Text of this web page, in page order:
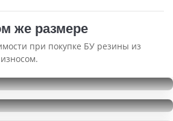
же размере
при покупке БУ резины из
235/60R18